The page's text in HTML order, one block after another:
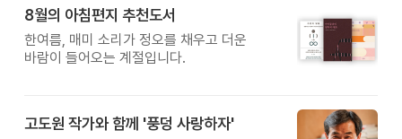
8월의 아침편지 추천도서
한여름, 매미 소리가 정오를 채우고 더운
바람이 들어오는 계절입니다.
고도원 작가와 함께 '풍덩 사랑하자'